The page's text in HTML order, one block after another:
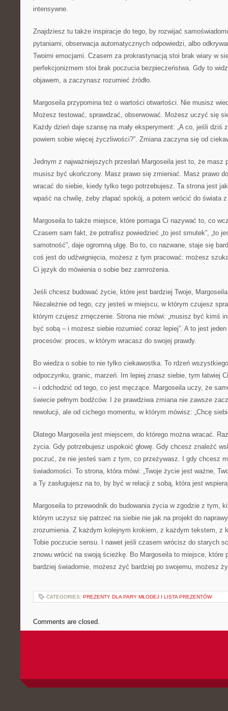
intensywne.
Znajdziesz tu także inspiracje do tego, by rozwijać
pytaniami, obserwacja automatycznych odpowiedzi, albo
Twoimi emocjami. Czasem za prokrastynacją stoi brak wiary w
perfekcjonizmem stoi brak poczucia bezpieczeństwa. Gdy to
objawem, a zaczynasz rozumieć źródło.
Margoseila przypomina też o wartości otwartości. Nie musisz
Możesz testować, sprawdzać, obserwować. Możesz uczyć się
Każdy dzień daje szansę na mały eksperyment: „A co, jeśli dziś
powiem sobie więcej życzliwości?”. Zmiana zaczyna się od
Jednym z najważniejszych przesłań Margoseila jest to, że masz
musisz być ukończony. Masz prawo się zmieniać. Masz prawo
wracać do siebie, kiedy tylko tego potrzebujesz. Ta strona jest
wpaść na chwilę, żeby złapać spokój, a potem wrócić do świata
Margoseila to także miejsce, które pomaga Ci nazywać to, co
Czasem sam fakt, że potrafisz powiedzieć „to jest smutek”, „to
samotność”, daje ogromną ulgę. Bo to, co nazwane, staje się
coś jest do udźwignięcia, możesz z tym pracować: możesz
Ci język do mówienia o sobie bez zamrożenia.
Jeśli chcesz budować życie, które jest bardziej Twoje,
Niezależnie od tego, czy jesteś w miejscu, w którym czujesz
którym czujesz zmęczenie. Strona nie mówi: „musisz być kimś
być sobą – i możesz siebie rozumieć coraz lepiej”. A to jest
procesów: proces, w którym wracasz do swojej prawdy.
Bo wiedza o sobie to nie tylko ciekawostka. To rdzeń
odpoczynku, granic, marzeń. Im lepiej znasz siebie, tym łatwiej
– i odchodzić od tego, co jest męczące. Margoseila uczy, że
świecie pełnym bodźców. I że prawdziwa zmiana nie zawsze
rewolucji, ale od cichego momentu, w którym mówisz: „Chcę
Dlatego Margoseila jest miejscem, do którego można wracać.
życia. Gdy potrzebujesz uspokoić głowę. Gdy chcesz znaleźć
poczuć, że nie jesteś sam z tym, co przeżywasz. I gdy chcesz
świadomości. To strona, która mówi: „Twoje życie jest ważne,
a Ty zasługujesz na to, by być w relacji z sobą, która jest
Margoseila to przewodnik do budowania życia w zgodzie z tym,
którym uczysz się patrzeć na siebie nie jak na projekt do
zrozumienia. Z każdym kolejnym krokiem, z każdym tekstem, z
Tobie poczucie sensu. I nawet jeśli czasem wrócisz do starych
znowu wrócić na swoją ścieżkę. Bo Margoseila to miejsce, które
bardziej świadomie, możesz żyć bardziej po swojemu, możesz
CATEGORIES: PREZENTY DLA PARY MŁODEJ I LISTA PREZENTÓW
Comments are closed.